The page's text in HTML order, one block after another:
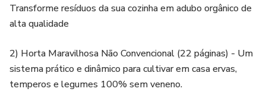
Transforme resíduos da sua cozinha em adubo orgânico de
alta qualidade
2) Horta Maravilhosa Não Convencional (22 páginas) - Um
sistema prático e dinâmico para cultivar em casa ervas,
temperos e legumes 100% sem veneno.